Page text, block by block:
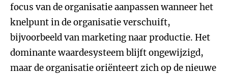
focus van de organisatie aanpassen wanneer het
knelpunt in de organisatie verschuift,
bijvoorbeeld van marketing naar productie. Het
dominante waardesysteem blijft ongewijzigd,
maar de organisatie oriënteert zich op de nieuwe